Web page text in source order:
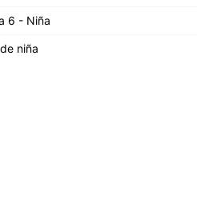
6 - Niña
niña